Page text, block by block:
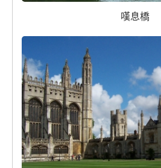
嘆息橋